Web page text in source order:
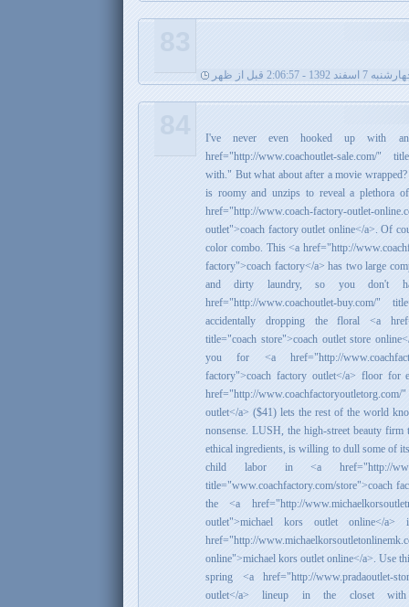
7 اسفند 1392 - 2:06:57 قبل از ظهر
I've never even hooked up with
href="http://www.coachoutlet-sale.com/"
with." But what about after a movie
is roomy and unzips to reveal a plethora
href="http://www.coach-factory-outlet-
outlet">coach factory outlet online</a>. Of
color combo. This <a href="http://
factory">coach factory</a> has two large
and dirty laundry, so you don't
href="http://www.coachoutlet-buy.com/"
accidentally dropping the floral <a
title="coach store">coach outlet store
you for <a href="http://
factory">coach factory outlet</a> floor for
href="http://
outlet</a> ($41) lets the rest of the world
nonsense. LUSH, the high-street beauty
ethical ingredients, is willing to dull some of
child labor in <a href="http://
title="www.coachfactory.com/store">coach
the <a href="http://
outlet">michael kors outlet online</
href="http://
online">michael kors outlet online</a>. Use
spring <a href="http://www.pradaoutlet-
outlet</a> lineup in the closet